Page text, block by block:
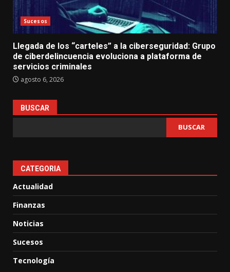
Sucesos
Llegada de los “carteles” a la ciberseguridad: Grupo
de ciberdelincuencia evoluciona a plataforma de
servicios criminales
agosto 6, 2026
BUSCAR
BUSCAR
CATEGORIA
Actualidad
Finanzas
Noticias
Sucesos
Tecnología